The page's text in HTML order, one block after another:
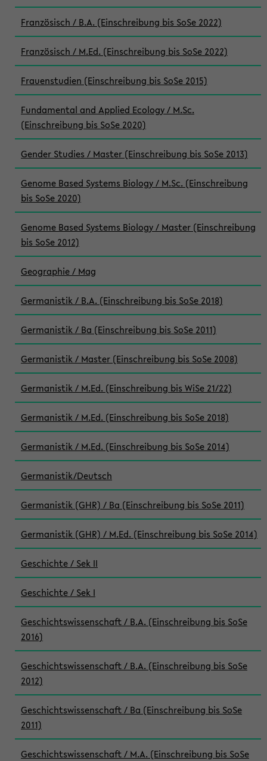
Französisch / B.A. (Einschreibung bis SoSe 2022)
Französisch / M.Ed. (Einschreibung bis SoSe 2022)
Frauenstudien (Einschreibung bis SoSe 2015)
Fundamental and Applied Ecology / M.Sc.
(Einschreibung bis SoSe 2020)
Gender Studies / Master (Einschreibung bis SoSe 2013)
Genome Based Systems Biology / M.Sc. (Einschreibung
bis SoSe 2020)
Genome Based Systems Biology / Master (Einschreibung
bis SoSe 2012)
Geographie / Mag
Germanistik / B.A. (Einschreibung bis SoSe 2018)
Germanistik / Ba (Einschreibung bis SoSe 2011)
Germanistik / Master (Einschreibung bis SoSe 2008)
Germanistik / M.Ed. (Einschreibung bis WiSe 21/22)
Germanistik / M.Ed. (Einschreibung bis SoSe 2018)
Germanistik / M.Ed. (Einschreibung bis SoSe 2014)
Germanistik/Deutsch
Germanistik (GHR) / Ba (Einschreibung bis SoSe 2011)
Germanistik (GHR) / M.Ed. (Einschreibung bis SoSe 2014)
Geschichte / Sek II
Geschichte / Sek I
Geschichtswissenschaft / B.A. (Einschreibung bis SoSe
2016)
Geschichtswissenschaft / B.A. (Einschreibung bis SoSe
2012)
Geschichtswissenschaft / Ba (Einschreibung bis SoSe
2011)
Geschichtswissenschaft / M.A. (Einschreibung bis SoSe